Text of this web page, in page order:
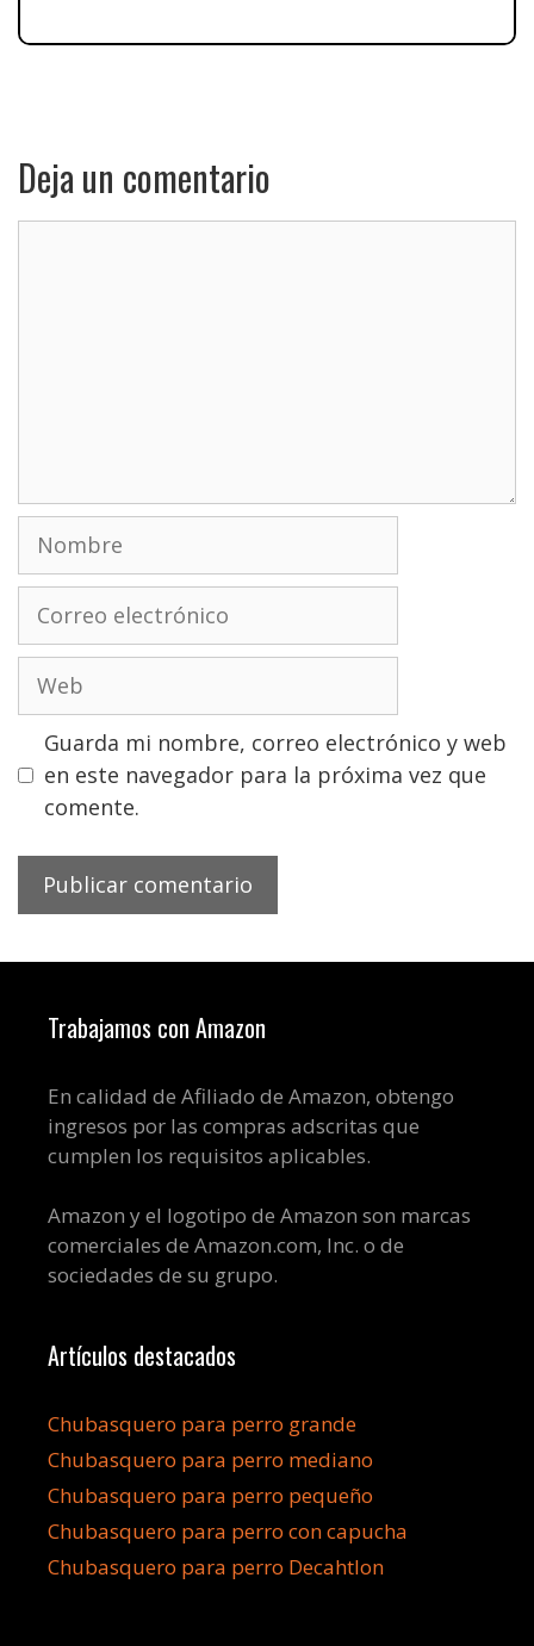
Deja un comentario
Nombre
electrónico
Guarda mi nombre, correo electrónico y web
en este navegador para la próxima vez que
comente.
Trabajamos con Amazon
En calidad de Afiliado de Amazon, obtengo
ingresos por las compras adscritas que
cumplen los requisitos aplicables.
Amazon y el logotipo de Amazon son marcas
comerciales de Amazon.com, Inc. o de
sociedades de su grupo.
Artículos destacados
Chubasquero para perro grande
Chubasquero para perro mediano
Chubasquero para perro pequeño
Chubasquero para perro con capucha
Chubasquero para perro Decahtlon